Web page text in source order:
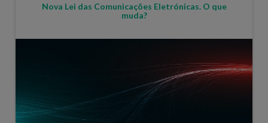
Nova Lei das Comunicações Eletrónicas. O que
muda?